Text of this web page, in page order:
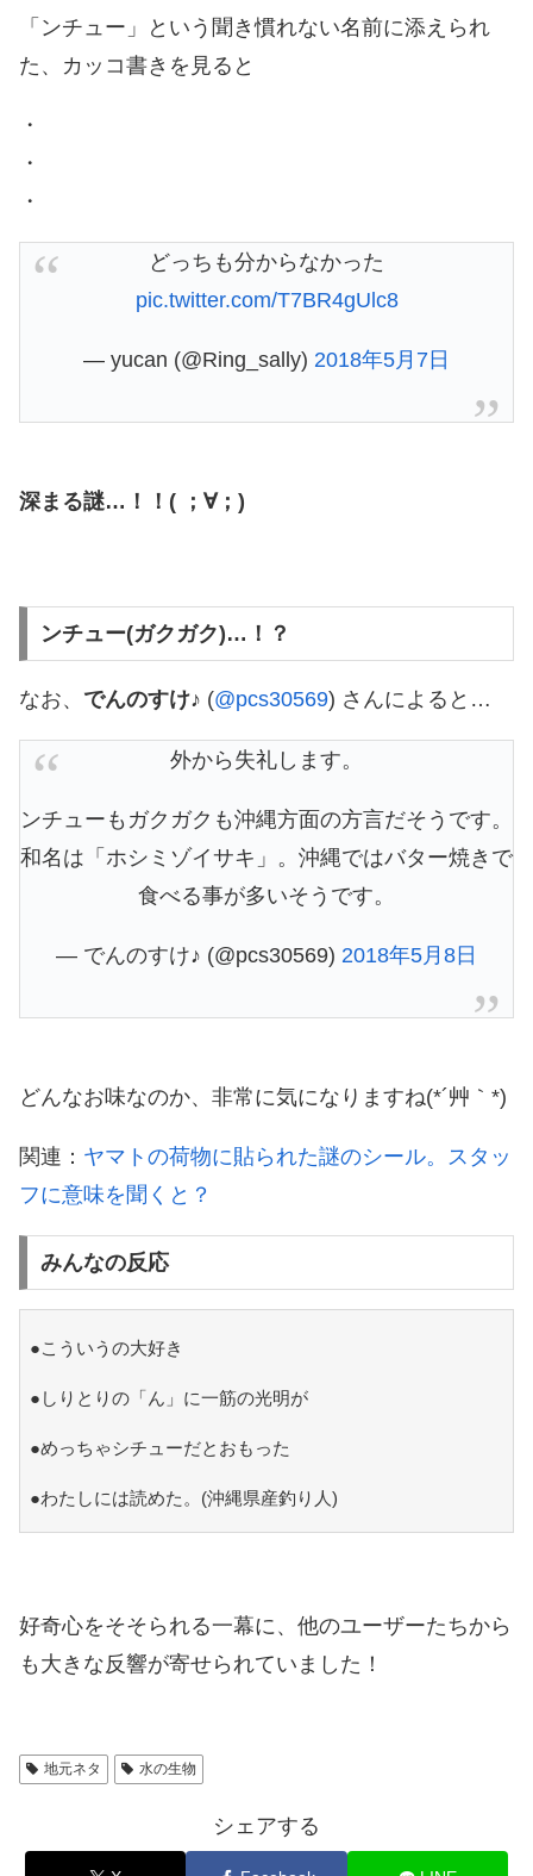
「ンチュー」という聞き慣れない名前に添えられ
た、カッコ書きを見ると
・
・
・
どっちも分からなかった
pic.twitter.com/T7BR4gUlc8
— yucan (@Ring_sally) 2018年5月7日
深まる謎…！！( ；∀；)
ンチュー(ガクガク)…！？
なお、 でんのすけ♪ (@pcs30569) さんによると…
外から失礼します。
ンチューもガクガクも沖縄方面の方言だそうです。
和名は「ホシミゾイサキ」。沖縄ではバター焼きで
食べる事が多いそうです。
— でんのすけ♪ (@pcs30569) 2018年5月8日
どんなお味なのか、非常に気になりますね(*´艸｀*)
関連： ヤマトの荷物に貼られた謎のシール。スタッ
フに意味を聞くと？
みんなの反応
●こういうの大好き
●しりとりの「ん」に一筋の光明が
●めっちゃシチューだとおもった
●わたしには読めた。(沖縄県産釣り人)
好奇心をそそられる一幕に、他のユーザーたちから
も大きな反響が寄せられていました！
地元ネタ 水の生物
シェアする